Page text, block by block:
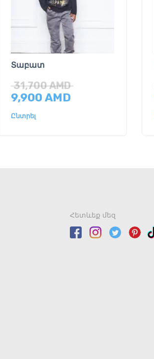
Տաբատ
31,700AMD
9,900 AMD
Ընտրել
Հետևեք մեզ